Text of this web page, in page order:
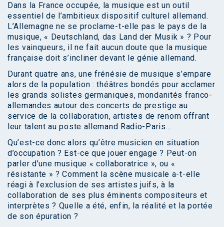
Dans la France occupée, la musique est un outil
essentiel de l’ambitieux dispositif culturel allemand.
L’Allemagne ne se proclame-t-elle pas le pays de la
musique, « Deutschland, das Land der Musik » ? Pour
les vainqueurs, il ne fait aucun doute que la musique
française doit s’incliner devant le génie allemand.
Durant quatre ans, une frénésie de musique s’empare
alors de la population : théâtres bondés pour acclamer
les grands solistes germaniques, mondanités franco-
allemandes autour des concerts de prestige au
service de la collaboration, artistes de renom offrant
leur talent au poste allemand Radio-Paris…
Qu’est-ce donc alors qu’être musicien en situation
d’occupation ? Est-ce que jouer engage ? Peut-on
parler d’une musique « collaboratrice », ou «
résistante » ? Comment la scène musicale a-t-elle
réagi à l’exclusion de ses artistes juifs, à la
collaboration de ses plus éminents compositeurs et
interprètes ? Quelle a été, enfin, la réalité et la portée
de son épuration ?